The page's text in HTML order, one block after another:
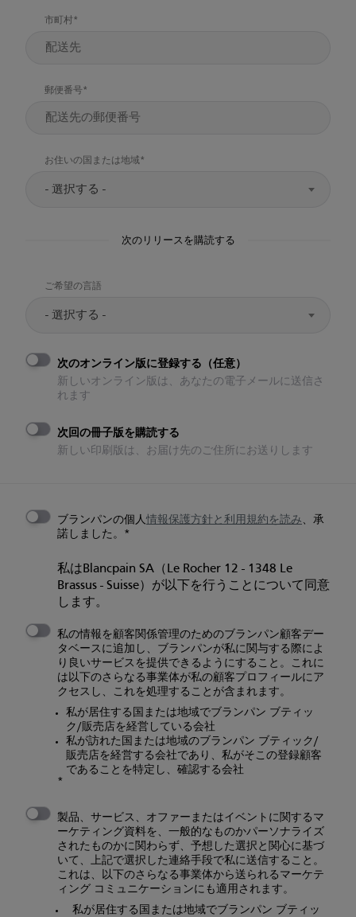
市町村
郵便番号
お住いの国または地域
- 選択する -
次のリリースを購読する
ご希望の言語
- 選択する -
次のオンライン版に登録する（任意）
新しいオンライン版は、あなたの電子メールに送信さ
れます
次回の冊子版を購読する
新しい印刷版は、お届け先のご住所にお送りします
ブランパンの個人情報保護方針と 利用規約を読み 、承
諾しました。
私はBlancpain SA（Le Rocher 12 - 1348 Le
Brassus - Suisse）が以下を行うことについて同意
します。
私の情報を顧客関係管理のためのブランパン顧客デー
タベースに追加し、ブランパンが私に関与する際によ
り良いサービスを提供できるようにすること。これに
は以下のさらなる事業体が私の顧客プロフィールにア
クセスし、これを処理することが含まれます。
私が居住する国または地域でブランパン ブティッ
ク/販売店を経営している会社
私が訪れた国または地域のブランパン ブティック/
販売店を経営する会社であり、私がそこの登録顧客
であることを特定し、確認する会社
製品、サービス、オファーまたはイベントに関するマ
ーケティング資料を、一般的なものかパーソナライズ
されたものかに関わらず、予想した選択と関心に基づ
いて、上記で選択した連絡手段で私に送信すること。
これは、以下のさらなる事業体から送られるマーケテ
ィング コミュニケーションにも適用されます。
私が居住する国または地域でブランパン ブティッ